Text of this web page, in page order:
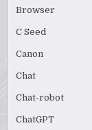
Browser
C Seed
Canon
Chat
Chat-robot
ChatGPT